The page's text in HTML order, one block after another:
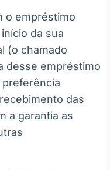
o empréstimo
da sua
(o chamado
desse empréstimo
das
a garantia as